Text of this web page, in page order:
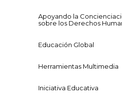
Apoyando la
sobre los Derechos
Educación Global
Herramientas Multimedia
Iniciativa Educativa